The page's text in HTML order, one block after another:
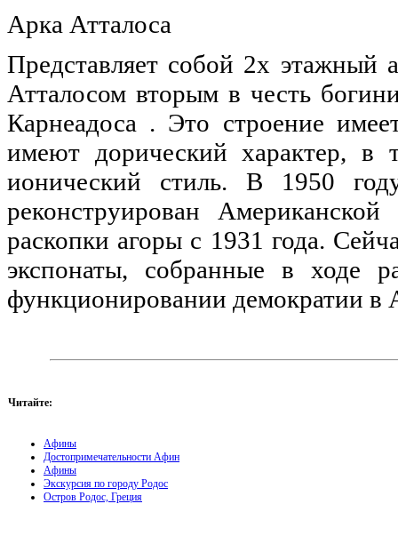
Арка Атталоса
Представляет собой 2х
Атталосом вторым в честь
Карнеадоса . Это строение
имеют дорический характер, в
ионический стиль. В 1950
реконструирован
раскопки агоры с 1931 года.
экспонаты, собранные в ходе
функционировании демократии в
Читайте:
Афины
Достопримечательности Афин
Афины
Экскурсия по городу Родос
Остров Родос, Греция